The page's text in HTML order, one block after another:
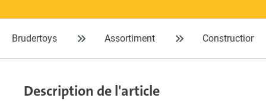
Brudertoys Assortiment Construction
Description de l'article